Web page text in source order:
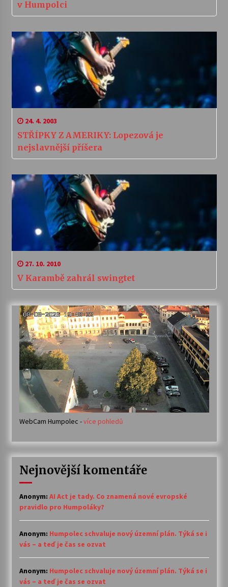
v Humpolci
24. 4. 2003
STŘÍPKY Z AMERIKY: Lopezová je
nejslavnější příšera
27. 10. 2010
V Karambě zahrál swingtet
WebCam Humpolec -více pohledů
Nejnovější komentáře
Anonym: AI Act je tady. Co znamená nové evropské
pravidlo pro Humpoláky?
Anonym: Humpolec schvaluje nový územní plán. Týká se i
vás – a teď je čas se ozvat
Anonym: Humpolec schvaluje nový územní plán. Týká se i
vás – a teď je čas se ozvat